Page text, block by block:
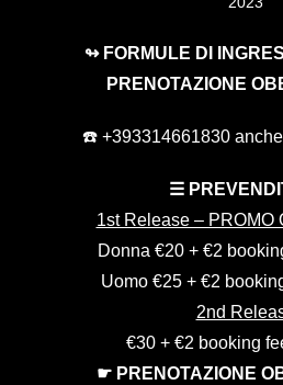
↬ FORMULE DI
PRENOTAZIONE
☎️ +393314661830
☰
1st Release – PROMO
Donna €20 + €2
Uomo €25 + €2
2nd
€30 + €2 booking
☛ PRENOTAZIONE